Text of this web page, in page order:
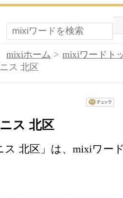
mixiホーム
mixiワードト
ス 北区
ス 北区
ス 北区」は、mixiワー